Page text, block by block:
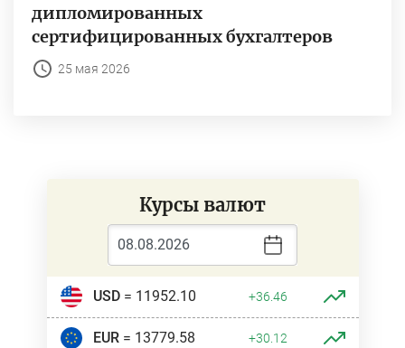
дипломированных
сертифицированных бухгалтеров
25 мая 2026
Курсы валют
USD= 11952.10 +36.46
EUR= 13779.58 +30.12